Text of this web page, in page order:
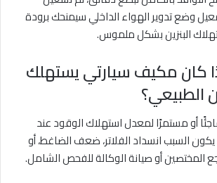
وضع تدوير الهواء الداخلي سيمنحك برودة
البنزين بشكل ملموس.
كان مكيف سيارتي يستهلك
الطبيعي؟
أو مستمرًا لمعدل استهلاك الوقود عند
السبب انسداد الفلاتر، ضعف الضاغط، أو
المختصين أو صيانة الوكالة للفحص الشامل.